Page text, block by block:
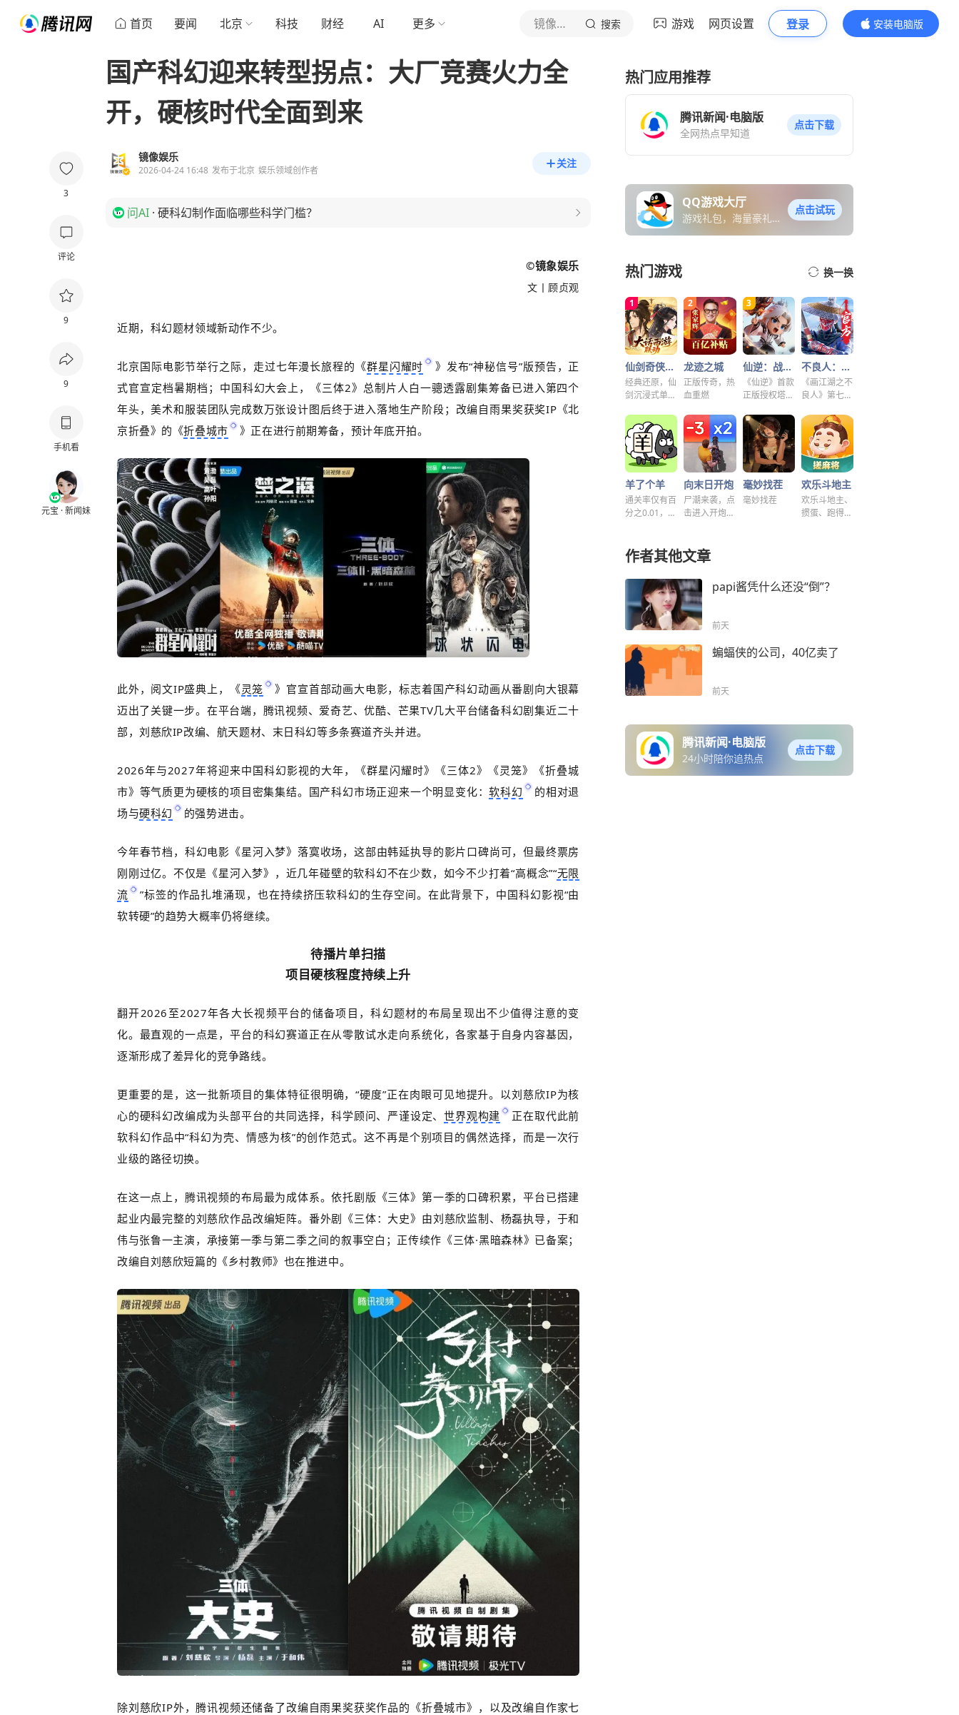
首页 要闻 北京 科技 财经 AI 更多 镜像娱乐 搜索 游戏 网页设置 登录
安装电脑版
内容更精彩
3
评论
9
9
手机看
元宝 · 新闻妹
国产科幻迎来转型拐点：大厂竞赛火力全
开，硬核时代全面到来
镜像娱乐
2026-04-24 16:48 发布于北京 娱乐领域创作者
关注
问AI · 硬科幻制作面临哪些科学门槛？
©️镜象娱乐
文丨顾贞观
近期，科幻题材领域新动作不少。
北京国际电影节举行之际，走过七年漫长旅程的《群星闪耀时
》发布“神秘信号”版预告，正
式官宣定档暑期档；中国科幻大会上，《三体2》总制片人白一骢透露剧集筹备已进入第四个
年头，美术和服装团队完成数万张设计图后终于进入落地生产阶段；改编自雨果奖获奖IP 《北
京折叠》的《折叠城市 》正在进行前期筹备，预计年底开拍。
此外，阅文IP盛典上，《灵笼
》官宣首部动画大电影，标志着国产科幻动画从番剧向大银幕
迈出了关键一步。在平台端，腾讯视频、爱奇艺、优酷、芒果TV几大平台储备科幻剧集近二十
部，刘慈欣IP改编、航天题材、末日科幻等多条赛道齐头并进。
2026年与2027年将迎来中国科幻影视的大年，《群星闪耀时》《三体2》《灵笼》《折叠城
市》等气质更为硬核的项目密集集结。国产科幻市场正迎来一个明显变化：软科幻
的相对退
场与硬科幻 的强势进击。
今年春节档，科幻电影《星河入梦》落寞收场，这部由韩延执导的影片口碑尚可，但最终票房
刚刚过亿。不仅是《星河入梦》，近几年碰壁的软科幻不在少数，如今不少打着“高概念”“无限
流
”标签的作品扎堆涌现，也在持续挤压软科幻的生存空间。在此背景下，中国科幻影视“由
软转硬”的趋势大概率仍将继续。
待播片单扫描
项目硬核程度持续上升
翻开2026 至2027年各大长视频平台的储备项目，科幻题材的布局呈现出不少值得注意的变
化。最直观的一点是，平台的科幻赛道正在从零散试水走向系统化，各家基于自身内容基因，
逐渐形成了差异化的竞争路线。
更重要的是，这一批新项目的集体特征很明确，“硬度”正在肉眼可见地提升。以刘慈欣IP为核
心的硬科幻改编成为头部平台的共同选择，科学顾问、严谨设定、世界观构建
正在取代此前
软科幻作品中“科幻为壳、情感为核”的创作范式。这不再是个别项目的偶然选择，而是一次行
业级的路径切换。
在这一点上，腾讯视频的布局最为成体系。依托剧版《三体》第一季的口碑积累，平台已搭建
起业内最完整的刘慈欣作品改编矩阵。番外剧《三体：大史》由刘慈欣监制、杨磊执导，于和
伟与张鲁一主演，承接第一季与第二季之间的叙事空白；正传续作《三体·黑暗森林》已备案；
改编自刘慈欣短篇的《乡村教师》也在推进中。
除刘慈欣IP外，腾讯视频还储备了改编自雨果奖获奖作品的《折叠城市》，以及改编自作家七
热门应用推荐
腾讯新闻·电脑版
全网热点早知道
点击下载
QQ游戏大厅
游戏礼包，海量豪礼免
点击试玩
热门游戏 换一换
仙剑奇侠传之新的开始
经典还原，仙
剑沉浸式单机
龙迹之城
正版传奇，热
血重燃
仙逆：战天道
《仙逆》首款
正版授权塔防
不良人：破局
《画江湖之不
良人》第七季
局！
羊了个羊
通关率仅有百
分之0.01，快
向末日开炮
尸潮来袭，点
击进入开炮宇
毫妙找茬
毫妙找茬
欢乐斗地主
欢乐斗地主、
掼蛋、跑得
作者其他文章
papi酱凭什么还没“倒”？
前天
蝙蝠侠的公司，40亿卖了
前天
腾讯新闻·电脑版
24小时陪你追热点
点击下载